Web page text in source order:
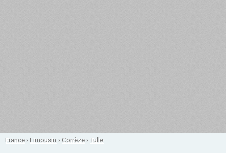
France ›Limousin ›Corrèze ›Tulle